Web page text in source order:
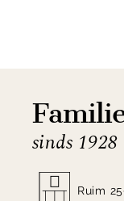
sinds 1928
Ruim